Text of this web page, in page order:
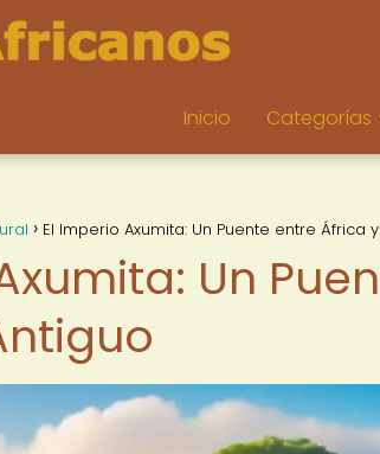
Inicio Categorías
El Imperio Axumita: Un Puente entre África
Un